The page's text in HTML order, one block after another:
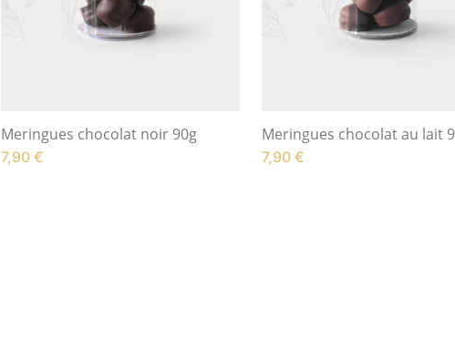
Meringues chocolat noir 90g
7,90 €
Meringues chocolat au lait
7,90 €